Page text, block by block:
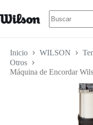
Inicio WILSON
Otros
Máquina de Encordar